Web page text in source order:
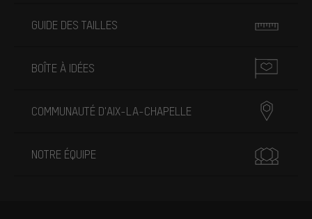
GUIDE DES TAILLES
BOÎTE À IDÉES
COMMUNAUTÉ D'AIX-LA-CHAPELLE
NOTRE ÉQUIPE